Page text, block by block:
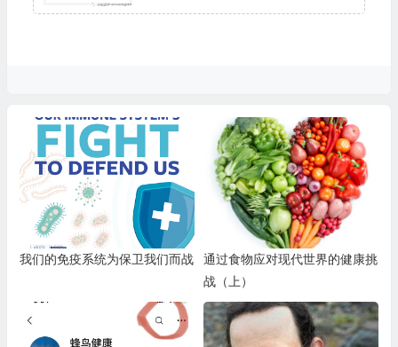
我们的免疫系统为保卫我们而战
通过食物应对现代世界的健康挑
战（上）